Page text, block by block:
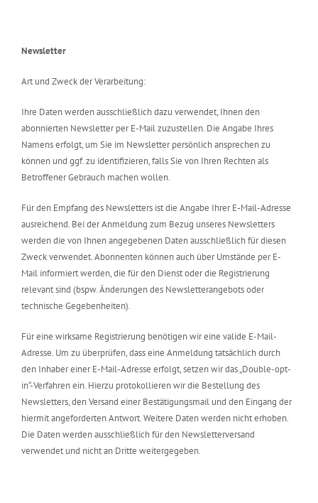
Newsletter
Art und Zweck der Verarbeitung:
Ihre Daten werden ausschließlich dazu verwendet, Ihnen den
abonnierten Newsletter per E-Mail zuzustellen. Die Angabe Ihres
Namens erfolgt, um Sie im Newsletter persönlich ansprechen zu
können und ggf. zu identifizieren, falls Sie von Ihren Rechten als
Betroffener Gebrauch machen wollen.
Für den Empfang des Newsletters ist die Angabe Ihrer E-Mail-Adresse
ausreichend. Bei der Anmeldung zum Bezug unseres Newsletters
werden die von Ihnen angegebenen Daten ausschließlich für diesen
Zweck verwendet. Abonnenten können auch über Umstände per E-
Mail informiert werden, die für den Dienst oder die Registrierung
relevant sind (bspw. Änderungen des Newsletterangebots oder
technische Gegebenheiten).
Für eine wirksame Registrierung benötigen wir eine valide E-Mail-
Adresse. Um zu überprüfen, dass eine Anmeldung tatsächlich durch
den Inhaber einer E-Mail-Adresse erfolgt, setzen wir das „Double-opt-
in“-Verfahren ein. Hierzu protokollieren wir die Bestellung des
Newsletters, den Versand einer Bestätigungsmail und den Eingang der
hiermit angeforderten Antwort. Weitere Daten werden nicht erhoben.
Die Daten werden ausschließlich für den Newsletterversand
verwendet und nicht an Dritte weitergegeben.